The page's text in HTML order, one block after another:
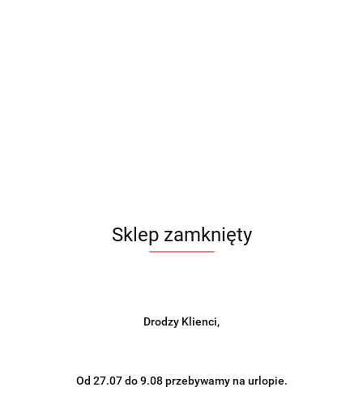
Sklep zamknięty
Drodzy Klienci,
Od 27.07 do 9.08 przebywamy na urlopie.